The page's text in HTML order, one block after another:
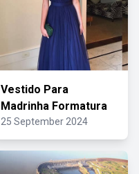
Vestido Para
Madrinha Formatura
25 September 2024